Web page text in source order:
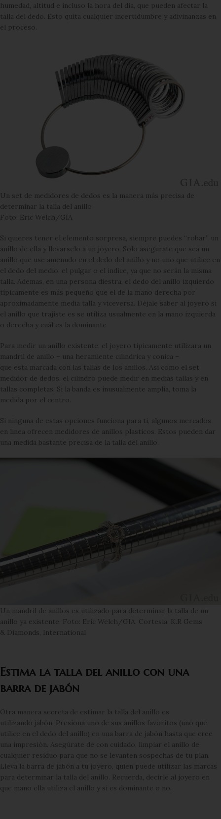
humedad, altitud e incluso la hora del dia, que pueden afectar la
talla del dedo. Esto quita cualquier incertidumbre y adivinanzas en
el proceso.
Un set de medidores de dedos es la manera más precisa de
determinar la talla del anillo
Foto: Eric Welch/GIA
Si quieres tener el elemento sorpresa, siempre puedes “robar” un
anillo de ella y llevarselo a un joyero. Solo asegurate que sea un
anillo que use amenudo en el dedo del anillo y no uno que utilice en
el dedo del medio, el pulgar o el indice, ya que no serán la misma
talla. Ademas, en una persona diestra, el dedo del anillo izquierdo
típicamente es más pequeño que el de la mano derecha por
aproximadamente media talla y viceversa. Déjale saber al joyero si
el anillo que trajiste es se utiliza usualmente en la mano izquierda
o derecha y cuál es la dominante
Para medir un anillo existente, el joyero tipicamente utilizara un
mandril de anillo – una heramiente cilindrica y conica –
que esta marcada con las tallas de los anillos. Asi como el set
medidor de dedos, el cilindro puede medir en medias tallas y en
tallas completas. Si la banda es inusualmente amplia, toma la
medida por el centro.
Si ninguna de estas opciones funciona para ti, algunos mercados
en linea ofrecen medidores de anillos plasticos. Estos pueden dar
una medida bastante precisa de la talla del anillo.
Un mandril de anillos es utilizado para determinar la talla de un
anillo ya existente. Foto: Eric Welch/GIA. Cortesia: K.R Gems
& Diamonds, International
Estima la talla del anillo con una
barra de jabón
Otra manera secreta de estimar la talla del anillo es
utilizando jabón. Presiona uno de sus anillos favoritos (uno que
utilice en el dedo del anillo) en una barra de jabón hasta que cree
una impresión. Asegúrate de con cuidado, limpiar el anillo de
cualquier residuo para que no se levanten sospechas de tu plan.
Lleva la barra de jabón a tu joyero, quien puede utilizar las marcas
para determinar la talla del anillo. Recuerda, decirle al joyero en
que mano ella utiliza el anillo y si es dominante o no.